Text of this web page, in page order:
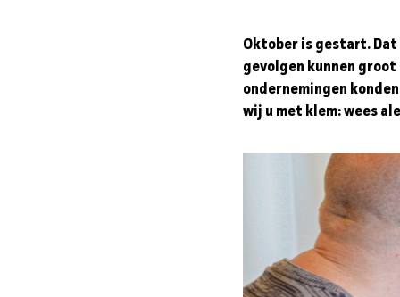
Oktober is gestart.
gevolgen kunnen
ondernemingen
wij u met klem: wees